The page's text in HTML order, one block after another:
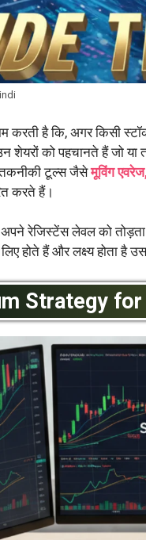
करती है कि, अगर किसी
शेयरों को पहचानते हैं जो
तकनीकी टूल्स जैसेमूविंग
करते हैं।
रेजिस्टेंस लेवल को
होते हैं और लक्ष्य होता है
Strategy